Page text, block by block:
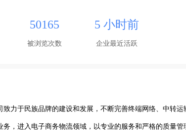
50165
被浏览次数
5 小时前
企业最近活跃
致力于民族品牌的建设和发展，不断完善终端网络、中转
务，进入电子商务物流领域，以专业的服务和严格的质量